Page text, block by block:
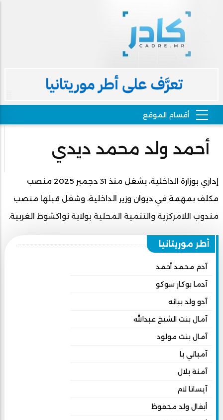
أحمد ولد محمد ديدي
إداري بوزارة الداخلية، يشغل منذ 31 دجمبر 2025 منصب
مكلف بمهمة في ديوان وزير الداخلية، وشغل قبلها منصب
مندوب اللامركزية والتنمية المحلية بولاية نواكشوط الغربية.
أطر موريتانيا
آدم محمد أحمد
آدما بوكار سوكو
آدو ولد ببانه
آمال بنت الشيخ عبدالله
آمال بنت مولود
آمباتي با
آمنة بلال
آيساتا لام
أبفال ولد محفوظ